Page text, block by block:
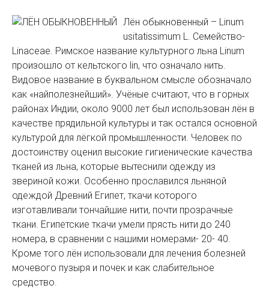
Лён обыкновенный – Linum
usitatissimum L. Семейство-
Linaceae. Римское название культурного льна Linum
произошло от кельтского lin, что означало нить.
Видовое название в буквальном смысле обозначало
как «найполезнейший». Учёные считают, что в горных
районах Индии, около 9000 лет был использован лён в
качестве прядильной культуры и так остался основной
культурой для лёгкой промышленности. Человек по
достоинству оценил высокие гигиенические качества
тканей из льна, которые вытеснили одежду из
звериной кожи. Особенно прославился льняной
одеждой Древний Египет, ткачи которого
изготавливали тончайшие нити, почти прозрачные
ткани. Египетские ткачи умели прясть нити до 240
номера, в сравнении с нашими номерами- 20- 40.
Кроме того лён использовали для лечения болезней
мочевого пузыря и почек и как слабительное
средство.